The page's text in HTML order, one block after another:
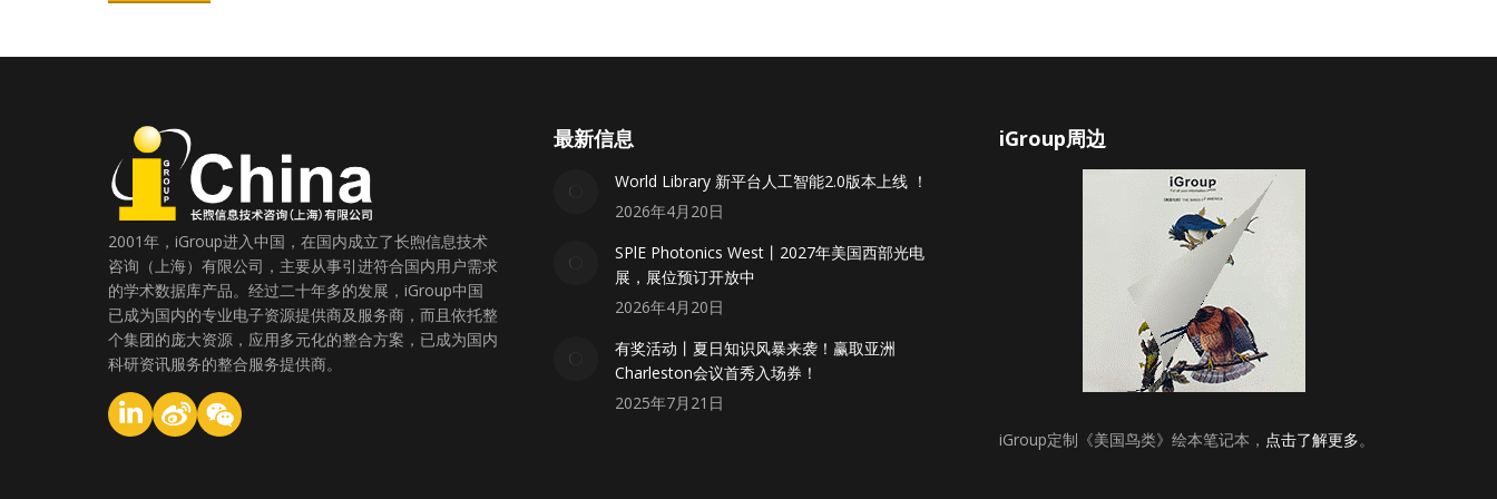
2001年，iGroup进入中国，在国内成立了长煦信息技术
咨询（上海）有限公司，主要从事引进符合国内用户需求
的学术数据库产品。经过二十年多的发展，iGroup中国
已成为国内的专业电子资源提供商及服务商，而且依托整
个集团的庞大资源，应用多元化的整合方案，已成为国内
科研资讯服务的整合服务提供商。
最新信息
World Library 新平台人工智能2.0版本上线 ！
2026年4月20日
SPlE Photonics West丨2027年美国西部光电
展，展位预订开放中
2026年4月20日
有奖活动丨夏日知识风暴来袭！赢取亚洲
Charleston会议首秀入场券！
2025年7月21日
iGroup周边
iGroup定制《美国鸟类》绘本笔记本， 点击了解更多。